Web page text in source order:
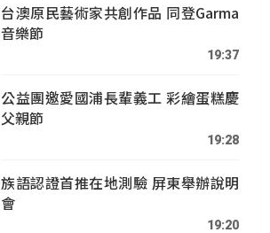
台澳原民藝術家共創作品 同登Garma
音樂節
19:37
公益團邀愛國浦長輩義工 彩繪蛋糕慶
父親節
19:28
族語認證首推在地測驗 屏東舉辦說明
會
19:20